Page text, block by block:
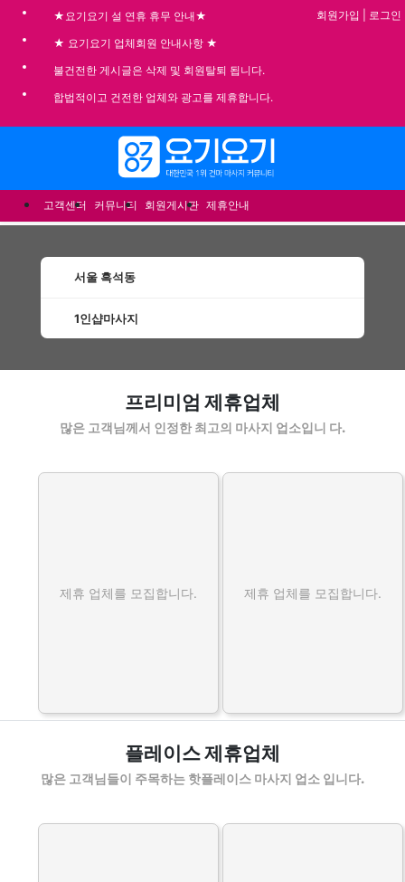
★요기요기 설 연휴 휴무 안내★
★ 요기요기 업체회원 안내사항 ★
불건전한 게시글은 삭제 및 회원탈퇴 됩니다.
합법적이고 건전한 업체와 광고를 제휴합니다.
회원가입 로그인
고객센터 커뮤니티 회원게시판 제휴안내
서울 흑석동
1인샵마사지
프리미엄 제휴업체
많은 고객님께서 인정한 최고의 마사지 업소입니 다.
제휴 업체를 모집합니다. 제휴 업체를 모집합니다.
플레이스 제휴업체
많은 고객님들이 주목하는 핫플레이스 마사지 업소 입니다.